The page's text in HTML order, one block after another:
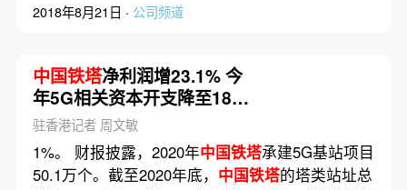
2018年8月21日 · 公司频道
中国铁塔净利润增23.1% 今
年5G相关资本开支降至184
亿元
驻香港记者 周文敏
1%。 财报披露，2020年中国铁塔承建5G基站项目
50.1万个。截至2020年底， 中国铁塔的塔类站址总